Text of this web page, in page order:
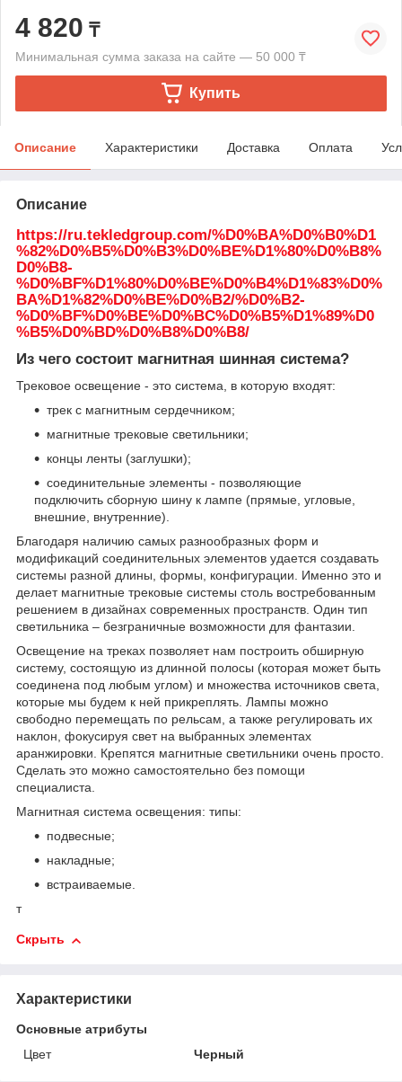
4 820 ₸
Минимальная сумма заказа на сайте — 50 000 ₸
Купить
Описание Характеристики Доставка Оплата
Описание
https://ru.tekledgroup.com/%D0%BA%D0%B0%D1
%82%D0%B5%D0%B3%D0%BE%D1%80%D0%B8%
D0%B8-
%D0%BF%D1%80%D0%BE%D0%B4%D1%83%D0%
BA%D1%82%D0%BE%D0%B2/%D0%B2-
%D0%BF%D0%BE%D0%BC%D0%B5%D1%89%D0
%B5%D0%BD%D0%B8%D0%B8/
Из чего состоит магнитная шинная система?
Трековое освещение - это система, в которую входят:
трек с магнитным сердечником;
магнитные трековые светильники;
концы ленты (заглушки);
соединительные элементы - позволяющие
подключить сборную шину к лампе (прямые, угловые,
внешние, внутренние).
Благодаря наличию самых разнообразных форм и
модификаций соединительных элементов удается создавать
системы разной длины, формы, конфигурации. Именно это и
делает магнитные трековые системы столь востребованным
решением в дизайнах современных пространств. Один тип
светильника – безграничные возможности для фантазии.
Освещение на треках позволяет нам построить обширную
систему, состоящую из длинной полосы (которая может быть
соединена под любым углом) и множества источников света,
которые мы будем к ней прикреплять. Лампы можно
свободно перемещать по рельсам, а также регулировать их
наклон, фокусируя свет на выбранных элементах
аранжировки. Крепятся магнитные светильники очень просто.
Сделать это можно самостоятельно без помощи
специалиста.
Магнитная система освещения: типы:
подвесные;
накладные;
встраиваемые.
т
Скрыть
Характеристики
Основные атрибуты
Цвет
Черный